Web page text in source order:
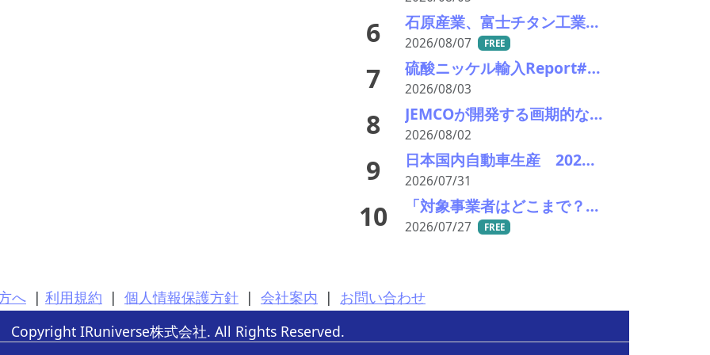
6 石原産業、富士チタン工業の酸化チタン事業から撤退へ
2026/08/07 FREE
7 硫酸ニッケル輸入Report#90 2026年中盤輸入回復の兆し
2026/08/03
8 JEMCOが開発する画期的な電炉ダスト（EAFD）処理技術
2026/08/02
9 日本国内自動車生産 2026年6月生産台数 73万7千台 前年同月比6.8%増加
2026/07/31
10 「対象事業者はどこまで？」、残り２年半で細部の詰め急ぐ――環境省、第１回スクラップヤード環境対策技術検討会
2026/07/27 FREE
へ | 利用規約 | 個人情報保護方針 | 会社案内 | お問い合わせ
Copyright IRuniverse株式会社. All Rights Reserved.